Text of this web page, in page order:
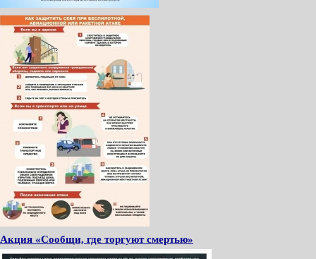
Акция «Сообщи, где торгуют смертью»